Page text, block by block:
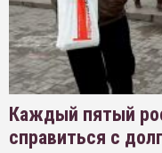
Каждый пятый
справиться с